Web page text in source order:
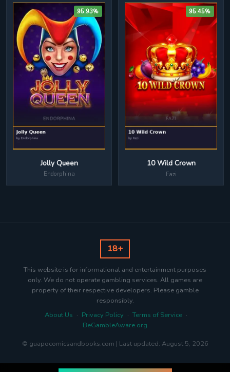
95.93%
Jolly Queen
Endorphina
95.45%
10 Wild Crown
Fazi
18+
This website is for informational and entertainment purposes
only. We do not operate gambling services. All games are
property of their respective developers. Please gamble
responsibly.
About Us · Privacy Policy · Terms of Service ·
BeGambleAware.org
© guapocomicsandbooks.com | Last updated: August 5, 2026